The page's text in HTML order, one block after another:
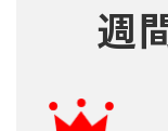
週